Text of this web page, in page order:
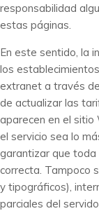
responsabilidad
estas páginas.
En este sentido, la
los
extranet a través
de actualizar las
aparecen en el sitio
el servicio sea lo
garantizar que toda
correcta. Tampoco
y tipográficos),
parciales del